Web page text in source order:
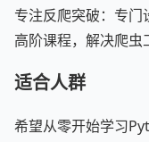
专注反爬突破：专门
高阶课程，解决爬虫
适合人群
希望从零开始学习